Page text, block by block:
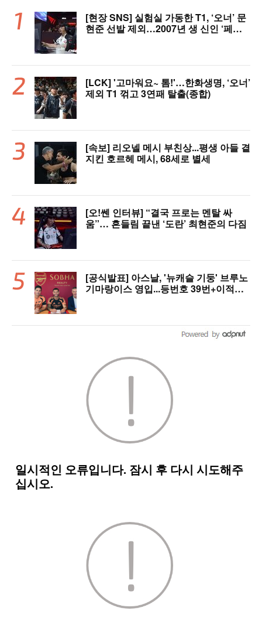
[현장 SNS] 실험실 가동한 T1, ‘오너’ 문
현준 선발 제외…2007년 생 신인 ‘페인
[LCK] '고마워요~ 톰!'…한화생명, ‘오너’
제외 T1 꺾고 3연패 탈출(종합)
[속보] 리오넬 메시 부친상...평생 아들 곁
지킨 호르헤 메시, 68세로 별세
[오!쎈 인터뷰] “결국 프로는 멘탈 싸
움”… 흔들림 끝낸 ‘도란’ 최현준의 다짐
[공식발표] 아스날, '뉴캐슬 기둥' 브루노
기마랑이스 영입...등번호 39번+이적료